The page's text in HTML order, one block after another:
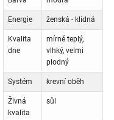
Energie ženská - klidná
Kvalita
dne
mírně teplý,
vlhký, velmi
plodný
Systém krevní oběh
Živná
kvalita
sůl